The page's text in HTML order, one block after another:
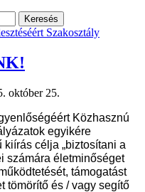
Szakosztály
október 25.
Közhasznú
egyikére
kiírás célja „biztosítani a
számára életminőséget
támogatást
tömörítő és / vagy segítő